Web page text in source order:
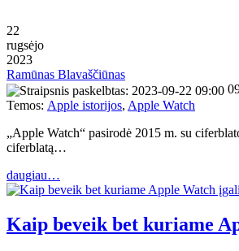
22
rugsėjo
2023
Ramūnas Blavaščiūnas
Temos: Apple istorijos, Apple Watch
„Apple Watch“ pasirodė 2015 m. su
ciferblatą…
daugiau…
Kaip beveik bet kuriame